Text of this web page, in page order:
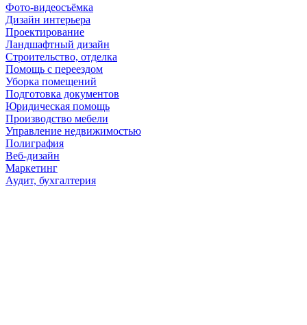
Фото-видеосъёмка
Дизайн интерьера
Проектирование
Ландшафтный дизайн
Строительство, отделка
Помощь с переездом
Уборка помещений
Подготовка документов
Юридическая помощь
Производство мебели
Управление недвижимостью
Полиграфия
Веб-дизайн
Маркетинг
Аудит, бухгалтерия